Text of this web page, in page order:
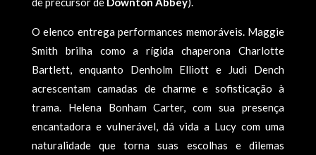
O elenco entrega performances memoráveis. Maggie
Smith brilha como a rígida chaperona Charlotte
Bartlett, enquanto Denholm Elliott e Judi Dench
acrescentam camadas de charme e sofisticação à
trama. Helena Bonham Carter, com sua presença
encantadora e vulnerável, dá vida a Lucy com uma
naturalidade que torna suas escolhas e dilemas